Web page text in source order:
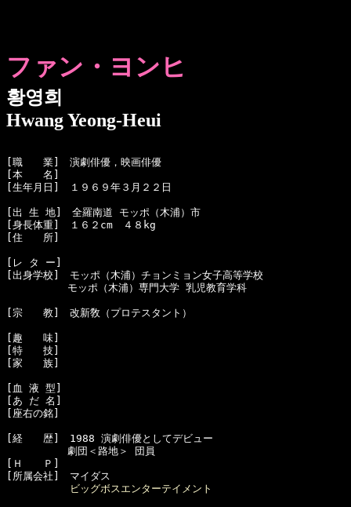
ファン・ヨンヒ
황영희
Hwang Yeong-Heui
[職　　業]　演劇俳優，映画俳優
[本　　名]
[生年月日]　１９６９年３月２２日
[出 生 地]　全羅南道 モッポ（木浦）市
[身長体重]　１６２cm　４８kg
[住　　所]
[レ タ ー]
[出身学校]　モッポ（木浦）チョンミョン女子高等学校
モッポ（木浦）専門大学 乳児教育学科
[宗　　教]　改新敎（プロテスタント）
[趣　　味]
[特　　技]
[家　　族]
[血 液 型]
[あ だ 名]
[座右の銘]
[経　　歴]　1988 演劇俳優としてデビュー
劇団＜路地＞ 団員
[Ｈ　　Ｐ]
[所属会社]　マイダス
ビッグボスエンターテイメント